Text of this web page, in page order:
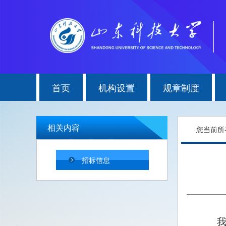
首页 机构设置 规章制度
相关内容
招标信息
您当前